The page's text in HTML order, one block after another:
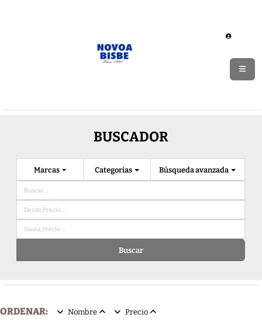
BUSCADOR
Categorias
Marcas Búsqueda avanzada
Buscar
ORDENAR: Nombre Precio